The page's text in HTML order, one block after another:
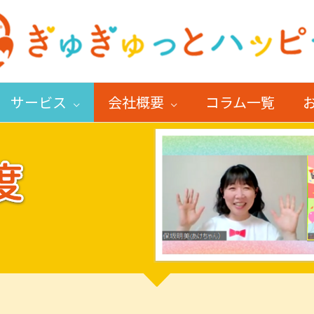
サービス 会社概要 コラム一覧